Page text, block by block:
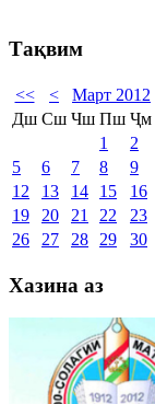
Тақвим
<< < Март 2012
Дш Сш Чш Пш Ҷм
1
2
5
6 7 8 9
12
13 14 15 16
19
20 21 22 23
26
27 28 29 30
Хазина аз